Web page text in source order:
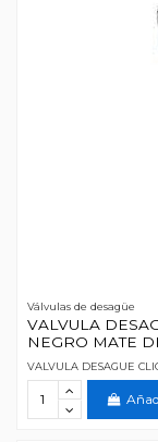
Válvulas de desagüe
VALVULA
NEGRO MATE
VALVULA DESAGUE